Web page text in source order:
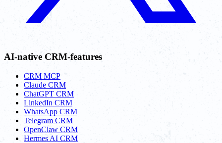
AI-native CRM-features
CRM MCP
Claude CRM
ChatGPT CRM
LinkedIn CRM
WhatsApp CRM
Telegram CRM
OpenClaw CRM
Hermes AI CRM